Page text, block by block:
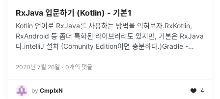
RxJava 입문하기 (Kotlin) - 기본1
Kotlin 언어로 RxJava를 사용하는 방법을 익혀보자.RxKotlin,
RxAndroid 등 좀더 특화된 라이브러리도 있지만, 기본은 RxJava
다.intelliJ 설치 (Comunity Edition이면 충분하다.)Gradle -
2020년 7월 26일 · 0개의 댓글
by CmplxN 4